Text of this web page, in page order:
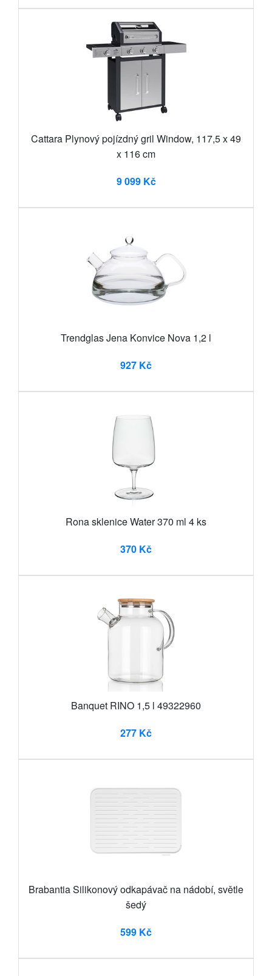
Cattara Plynový pojízdný gril Window, 117,5 x 49
x 116 cm
9 099 Kč
Trendglas Jena Konvice Nova 1,2 l
927 Kč
Rona sklenice Water 370 ml 4 ks
370 Kč
Banquet RINO 1,5 l 49322960
277 Kč
Brabantia Silikonový odkapávač na nádobí, světle
šedý
599 Kč